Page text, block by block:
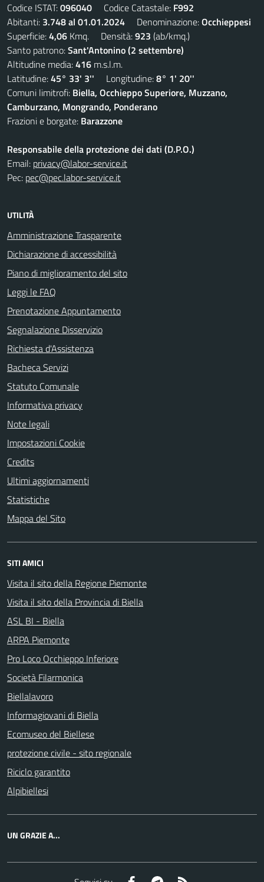
Codice ISTAT:096040 Codice Catastale: F992
Abitanti: 3.748 al 01.01.2024 Denominazione:Occhieppesi
Superficie:4,06 Kmq. Densità:923 (ab/kmq.)
Santo patrono:Sant'Antonino (2 settembre)
Altitudine media:416 m.s.l.m.
Latitudine:45° 33' 3'' Longitudine:8° 1' 20''
Comuni limitrofi: Biella, Occhieppo Superiore, Muzzano,
Camburzano, Mongrando, Ponderano
Frazioni e borgate: Barazzone
Responsabile della protezione dei dati (D.P.O.)
Email: privacy@labor-service.it
Pec: pec@pec.labor-service.it
UTILITÀ
Amministrazione Trasparente
Dichiarazione di accessibilità
Piano di miglioramento del sito
Leggi le FAQ
Prenotazione Appuntamento
Segnalazione Disservizio
Richiesta d'Assistenza
Bacheca Servizi
Statuto Comunale
Informativa privacy
Note legali
Impostazioni Cookie
Credits
Ultimi aggiornamenti
Statistiche
Mappa del Sito
SITI AMICI
Visita il sito della Regione Piemonte
Visita il sito della Provincia di Biella
ASL BI - Biella
ARPA Piemonte
Pro Loco Occhieppo Inferiore
Società Filarmonica
Biellalavoro
Informagiovani di Biella
Ecomuseo del Biellese
protezione civile - sito regionale
Riciclo garantito
Alpibiellesi
UN GRAZIE A...